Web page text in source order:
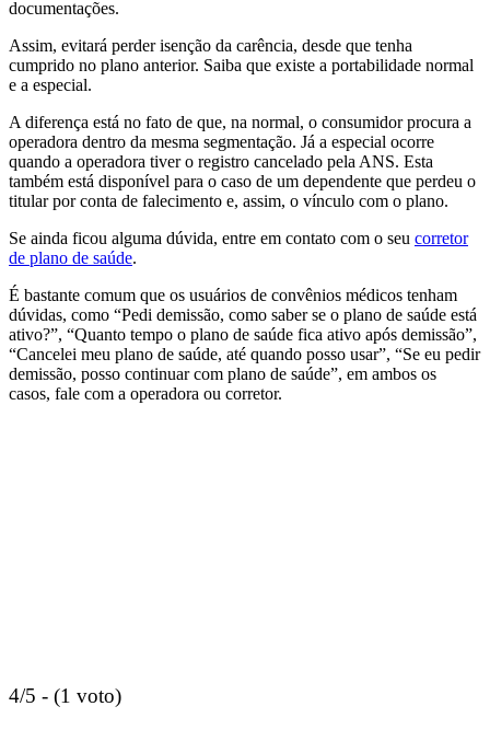
documentações.
Assim, evitará perder isenção da carência, desde que tenha
cumprido no plano anterior. Saiba que existe a portabilidade normal
e a especial.
A diferença está no fato de que, na normal, o consumidor procura a
operadora dentro da mesma segmentação. Já a especial ocorre
quando a operadora tiver o registro cancelado pela ANS. Esta
também está disponível para o caso de um dependente que perdeu o
titular por conta de falecimento e, assim, o vínculo com o plano.
Se ainda ficou alguma dúvida, entre em contato com o seu corretor
de plano de saúde.
É bastante comum que os usuários de convênios médicos tenham
dúvidas, como “Pedi demissão, como saber se o plano de saúde está
ativo?”, “Quanto tempo o plano de saúde fica ativo após demissão”,
“Cancelei meu plano de saúde, até quando posso usar”, “Se eu pedir
demissão, posso continuar com plano de saúde”, em ambos os
casos, fale com a operadora ou corretor.
4/5 - (1 voto)